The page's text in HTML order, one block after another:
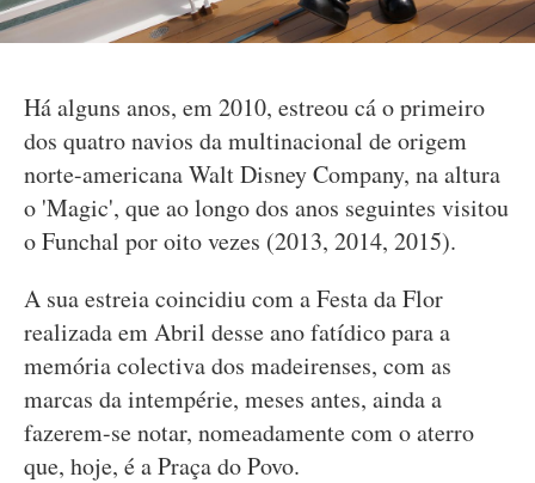
Há alguns anos, em 2010, estreou cá o primeiro
dos quatro navios da multinacional de origem
norte-americana Walt Disney Company, na altura
o 'Magic', que ao longo dos anos seguintes visitou
o Funchal por oito vezes (2013, 2014, 2015).
A sua estreia coincidiu com a Festa da Flor
realizada em Abril desse ano fatídico para a
memória colectiva dos madeirenses, com as
marcas da intempérie, meses antes, ainda a
fazerem-se notar, nomeadamente com o aterro
que, hoje, é a Praça do Povo.